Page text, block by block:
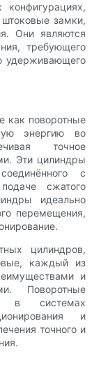
замки,
Они являются
требующего
удерживающего
как поворотные
энергию во
точное
Эти цилиндры
с
сжатого
идеально
перемещения,
цилиндров,
каждый из
и
Поворотные
в системах
и
точного и